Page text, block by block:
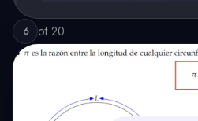
6 of 20